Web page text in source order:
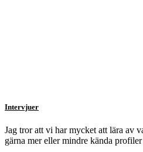
Intervjuer
Jag tror att vi har mycket att lära av
gärna mer eller mindre kända